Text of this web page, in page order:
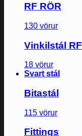
RF RÖR
130 vörur
Vinkilstál RF
18 vörur
Svart stál
Bitastál
115 vörur
Fittings